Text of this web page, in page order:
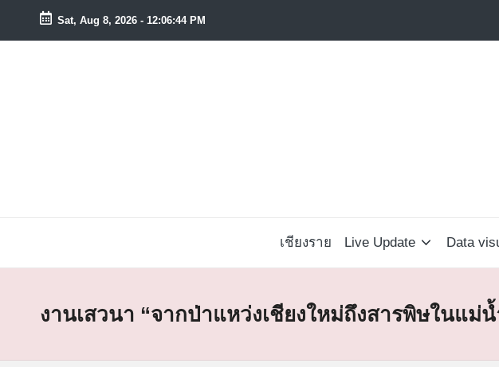
Skip
Sat, Aug 8, 2026 - 12:06:44 PM
เชียงราย Live Update Data
งานเสวนา “จากป่าแหว่งเชียงใหม่ถึงสารพิษในแม่น้